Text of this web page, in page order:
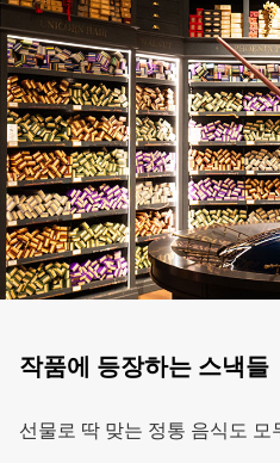
작품에 등장하는 스낵들
선물로 딱 맞는 정통 음식도 모